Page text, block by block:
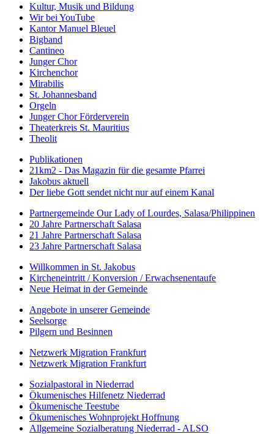
Kultur, Musik und Bildung
Wir bei YouTube
Kantor Manuel Bleuel
Bigband
Cantineo
Junger Chor
Kirchenchor
Mirabilis
St. Johannesband
Orgeln
Junger Chor Förderverein
Theaterkreis St. Mauritius
Theolit
Publikationen
21km2 - Das Magazin für die gesamte Pfarrei
Jakobus aktuell
Der liebe Gott sendet nicht nur auf einem Kanal
Partnergemeinde Our Lady of Lourdes, Salasa/Philippinen
20 Jahre Partnerschaft Salasa
21 Jahre Partnerschaft Salasa
23 Jahre Partnerschaft Salasa
Willkommen in St. Jakobus
Kircheneintritt / Konversion / Erwachsenentaufe
Neue Heimat in der Gemeinde
Angebote in unserer Gemeinde
Seelsorge
Pilgern und Besinnen
Netzwerk Migration Frankfurt
Netzwerk Migration Frankfurt
Sozialpastoral in Niederrad
Ökumenisches Hilfenetz Niederrad
Ökumenische Teestube
Ökumenisches Wohnprojekt Hoffnung
Allgemeine Sozialberatung Niederrad - ALSO